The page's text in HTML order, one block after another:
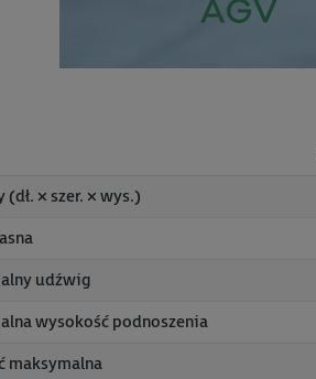
× szer. × wys.)
udźwig
wysokość podnoszenia
maksymalna